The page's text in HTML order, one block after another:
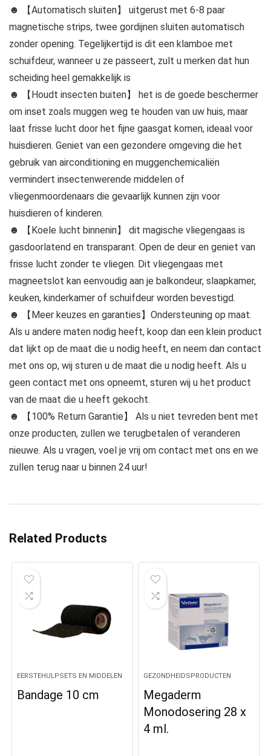
☻ 【Automatisch sluiten】 uitgerust met 6-8 paar
magnetische strips, twee gordijnen sluiten automatisch
zonder opening. Tegelijkertijd is dit een klamboe met
schuifdeur, wanneer u ze passeert, zult u merken dat hun
scheiding heel gemakkelijk is
☻ 【Houdt insecten buiten】 het is de goede beschermer
om inset zoals muggen weg te houden van uw huis, maar
laat frisse lucht door het fijne gaasgat komen, ideaal voor
huisdieren. Geniet van een gezondere omgeving die het
gebruik van airconditioning en muggenchemicaliën
vermindert insectenwerende middelen of
vliegenmoordenaars die gevaarlijk kunnen zijn voor
huisdieren of kinderen.
☻ 【Koele lucht binnenin】 dit magische vliegengaas is
gasdoorlatend en transparant. Open de deur en geniet van
frisse lucht zonder te vliegen. Dit vliegengaas met
magneetslot kan eenvoudig aan je balkondeur, slaapkamer,
keuken, kinderkamer of schuifdeur worden bevestigd.
☻ 【Meer keuzes en garanties】Ondersteuning op maat.
Als u andere maten nodig heeft, koop dan een klein product
dat lijkt op de maat die u nodig heeft, en neem dan contact
met ons op, wij sturen u de maat die u nodig heeft. Als u
geen contact met ons opneemt, sturen wij u het product
van de maat die u heeft gekocht.
☻ 【100% Return Garantie】 Als u niet tevreden bent met
onze producten, zullen we terugbetalen of veranderen
nieuwe. Als u vragen, voel je vrij om contact met ons en we
zullen terug naar u binnen 24 uur!
Related Products
EERSTEHULPSETS EN MIDDELEN
Bandage 10 cm
GEZONDHEIDSPRODUCTEN
Megaderm
Monodosering 28 x
4 ml.